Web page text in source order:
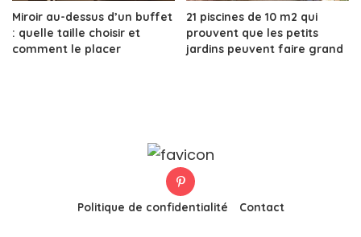
Miroir au-dessus d’un buffet
: quelle taille choisir et
comment le placer
21 piscines de 10 m2 qui
prouvent que les petits
jardins peuvent faire grand
Politique de confidentialité Contact